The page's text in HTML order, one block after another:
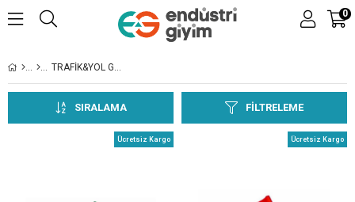
0
TRAFİK&YOL GÜVENLİĞİ
FILTRELEME
SIRALAMA
Ücretsiz Kargo Ücretsiz Kargo